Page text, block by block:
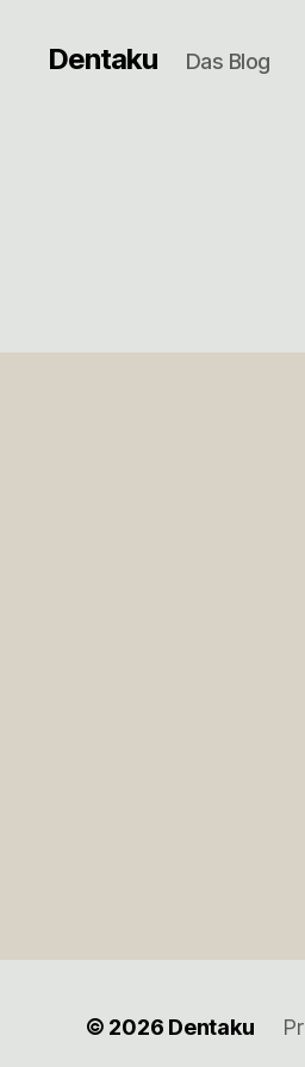
Dentaku Das Blog
© 2026 Dentaku